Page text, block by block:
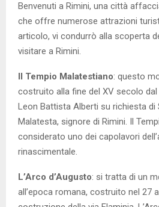
Benvenuti a Rimini, una città
che offre numerose attrazioni
articolo, vi condurrò alla scoperta
visitare a Rimini.
Il Tempio Malatestiano: questo
costruito alla fine del XV secolo
Leon Battista Alberti su richiesta
Malatesta, signore di Rimini. Il
considerato uno dei capolavori
rinascimentale.
L’Arco d’Augusto: si tratta di un
all’epoca romana, costruito nel 27